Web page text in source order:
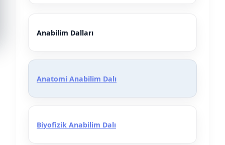
Anabilim Dalları
Anatomi Anabilim Dalı
Biyofizik Anabilim Dalı